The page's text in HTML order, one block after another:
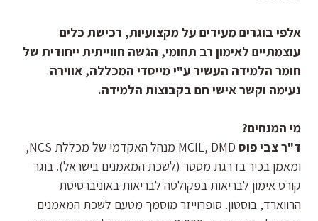
אלפי בוגריםמעידים על מקצועיות, רכישת כלים
עוצמתיים לאימון רב תחומי, הגשה חווייתית ייחודית של
חומר הלמידה העשיר ע"י מייסדי המכללה, אווירה
נעימה וקשר אישי חם בקבוצות הלמידה.
מי המנחים?
ד"ר צבי פוס
MCIL, DMD מנהל האקדמי של מכללת NCS,
ומאמן בכיר בדרגת מסטר (לשכת המאמנים בישראל). בוגר
קורס אימון לבריאות בפקולטה לבריאות באוניברסיטת
הרווארד, בוסטון. סופרוייזר מוסמך מטעם לשכת המאמנים